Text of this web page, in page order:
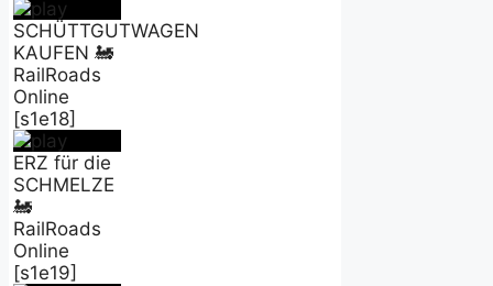
SCHÜTTGUTWAGEN
KAUFEN 🚂
RailRoads
Online
[s1e18]
ERZ für die
SCHMELZE
🚂
RailRoads
Online
[s1e19]